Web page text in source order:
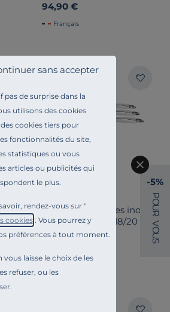
pas de surprise dans la
utilisons des cookies
cookies tiers pour
fonctionnalités du site,
statistiques ou vous
articles ou publicités qui
le plus.
rendez-vous sur "
cookies". Vous pourrez y
préférences à tout moment.
vous laisse le choix de les
refuser, ou les
sans accepter
94,90 €
Français
Liv. offerte
Set de 3 casseroles inox
CASTEL PRO 16/18/20 cm
380,00 €
Français
-5%
P
O
U
R
V
O
U
S